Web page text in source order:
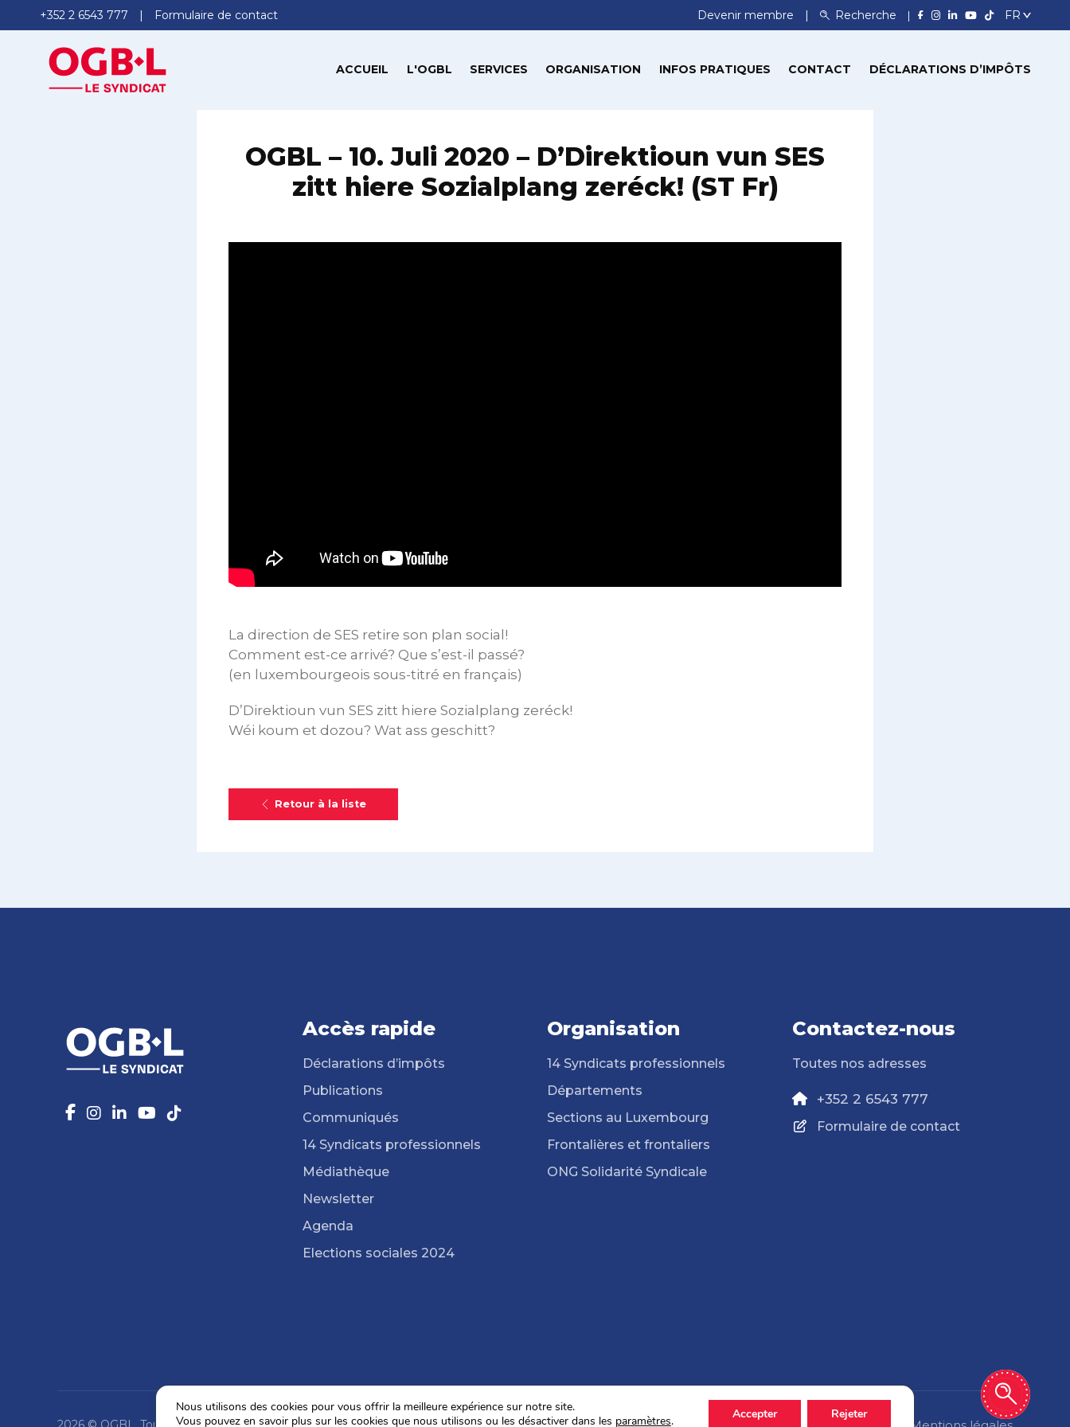
+352 2 6543 777 Formulaire de contact Devenir membre Recherche
ACCUEIL L'OGBL SERVICES ORGANISATION INFOS PRATIQUES CONTACT DÉCLARATIONS D’IMPÔTS
OGBL – 10. Juli 2020 – D’Direktioun vun SES
zitt hiere Sozialplang zeréck! (ST Fr)
La direction de SES retire son plan social!
Comment est-ce arrivé? Que s’est-il passé?
(en luxembourgeois sous-titré en français)
D’Direktioun vun SES zitt hiere Sozialplang zeréck!
Wéi koum et dozou? Wat ass geschitt?
Retour à la liste
Accès rapide
Déclarations d’impôts
Publications
Communiqués
14 Syndicats professionnels
Médiathèque
Newsletter
Agenda
Elections sociales 2024
Organisation
14 Syndicats professionnels
Départements
Sections au Luxembourg
Frontalières et frontaliers
ONG Solidarité Syndicale
Contactez-nous
Toutes nos adresses
+352 2 6543 777
Formulaire de contact
Nous utilisons des cookies pour vous offrir la meilleure expérience sur notre site.
Vous pouvez en savoir plus sur les cookies que nous utilisons ou les désactiver dans les paramètres. Accepter Rejeter